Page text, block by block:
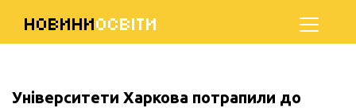
НОВИНИОСВІТИ
Університети Харкова потрапили до